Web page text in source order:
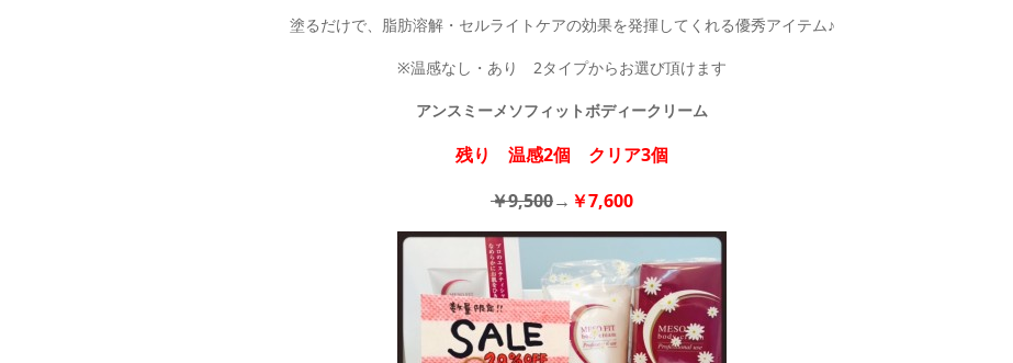
塗るだけで、脂肪溶解・セルライトケアの効果を発揮してくれる優秀アイテム♪
※温感なし・あり 2タイプからお選び頂けます
アンスミーメソフィットボディークリーム
残り 温感2個
クリア3個
￥9,500→ ￥7,600